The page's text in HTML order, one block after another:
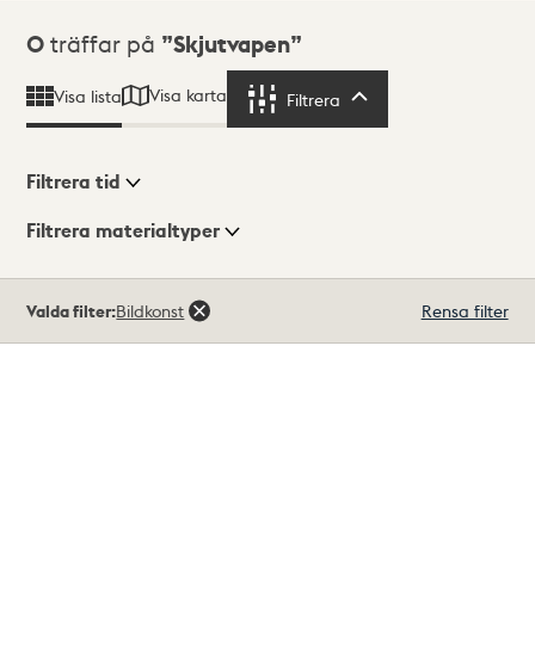
Sökresultat
0 träffar på Skjutvapen
Visa lista Visa karta Filtrera
Visningsläge
Filtrera tid
Filtrera materialtyper
träffar
Valda filter:Bildkonst Rensa filter